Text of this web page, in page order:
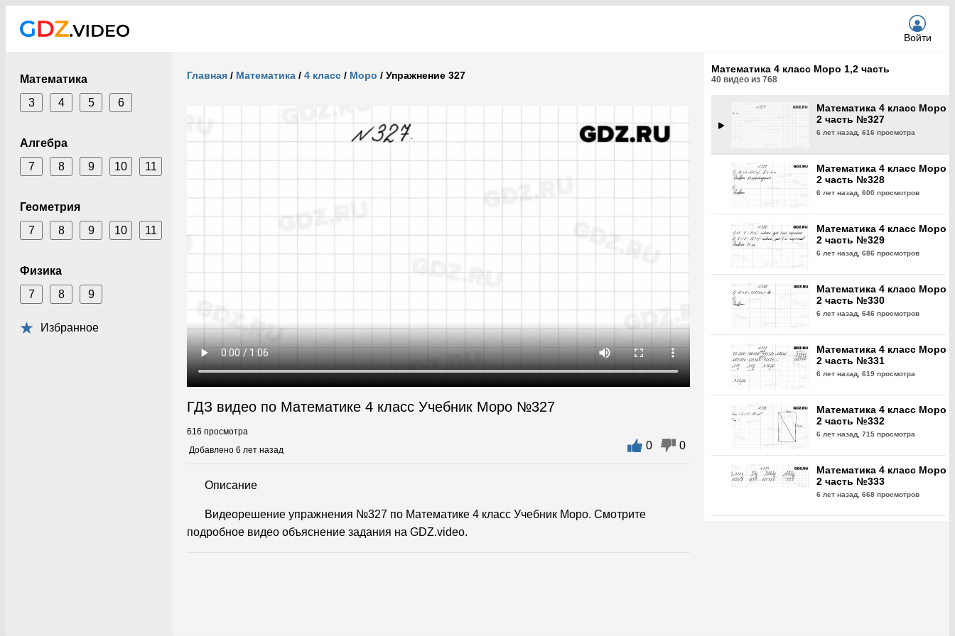
Войти
Математика
3
4 5 6
Алгебра
7
8 9 10 11
Геометрия
7
8 9 10 11
Физика
7
8 9
Избранное
Главная / Математика / 4 класс / Моро / Упражнение 327
ГДЗ видео по Математике 4 класс Учебник Моро №327
616 просмотра
Добавлено 6 лет назад
0 0
Описание
Видеорешение упражнения №327 по Математике 4 класс Учебник Моро. Смотрите
подробное видео объяснение задания на GDZ.video.
Математика 4 класс Моро 1,2 часть
40 видео из 768
6 лет назад,624 просмотра
Математика 4 класс Моро
2 часть №327
6 лет назад, 616 просмотра
Математика 4 класс Моро
2 часть №328
6 лет назад, 600 просмотров
Математика 4 класс Моро
2 часть №329
6 лет назад, 686 просмотров
Математика 4 класс Моро
2 часть №330
6 лет назад, 646 просмотров
Математика 4 класс Моро
2 часть №331
6 лет назад, 619 просмотра
Математика 4 класс Моро
2 часть №332
6 лет назад, 715 просмотра
Математика 4 класс Моро
2 часть №333
6 лет назад, 668 просмотров